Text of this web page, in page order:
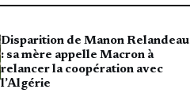
Disparition de Manon Relandeau
: sa mère appelle Macron à
relancer la coopération avec
l’Algérie